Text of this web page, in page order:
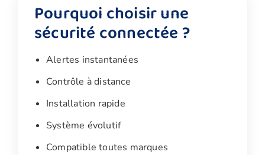
Pourquoi choisir une
sécurité connectée ?
Alertes instantanées
Contrôle à distance
Installation rapide
Système évolutif
Compatible toutes marques